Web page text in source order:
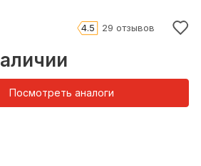
4.5 29 отзывов
Посмотреть аналоги